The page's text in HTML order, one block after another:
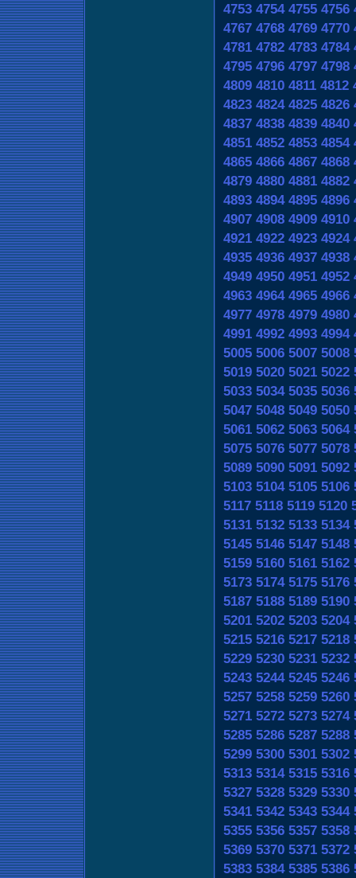
4753 4754 4755 4756
4767 4768 4769 4770
4781 4782 4783 4784
4795 4796 4797 4798
4809 4810 4811 4812
4823 4824 4825 4826
4837 4838 4839 4840
4851 4852 4853 4854
4865 4866 4867 4868
4879 4880 4881 4882
4893 4894 4895 4896
4907 4908 4909 4910
4921 4922 4923 4924
4935 4936 4937 4938
4949 4950 4951 4952
4963 4964 4965 4966
4977 4978 4979 4980
4991 4992 4993 4994
5005 5006 5007 5008
5019 5020 5021 5022
5033 5034 5035 5036
5047 5048 5049 5050
5061 5062 5063 5064
5075 5076 5077 5078
5089 5090 5091 5092
5103 5104 5105 5106
5117 5118 5119 5120
5131 5132 5133 5134
5145 5146 5147 5148
5159 5160 5161 5162
5173 5174 5175 5176
5187 5188 5189 5190
5201 5202 5203 5204
5215 5216 5217 5218
5229 5230 5231 5232
5243 5244 5245 5246
5257 5258 5259 5260
5271 5272 5273 5274
5285 5286 5287 5288
5299 5300 5301 5302
5313 5314 5315 5316
5327 5328 5329 5330
5341 5342 5343 5344
5355 5356 5357 5358
5369 5370 5371 5372
5383 5384 5385 5386